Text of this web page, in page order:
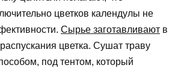
цветков календулы не
Сырье заготавливают в
цветка. Сушат траву
под тентом, который